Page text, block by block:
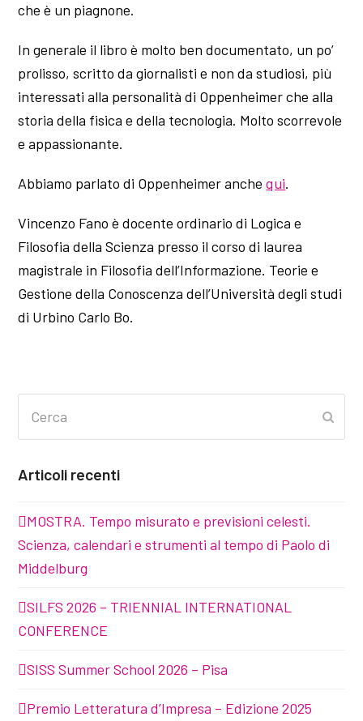
che è un piagnone.
In generale il libro è molto ben documentato, un po’
prolisso, scritto da giornalisti e non da studiosi, più
interessati alla personalità di Oppenheimer che alla
storia della fisica e della tecnologia. Molto scorrevole
e appassionante.
Abbiamo parlato di Oppenheimer anchequi.
Vincenzo Fano è docente ordinario di Logica e
Filosofia della Scienza presso il corso di laurea
magistrale in Filosofia dell’Informazione. Teorie e
Gestione della Conoscenza dell’Università degli studi
di Urbino Carlo Bo.
Articoli recenti
MOSTRA. Tempo misurato e previsioni celesti.
Scienza, calendari e strumenti al tempo di Paolo di
Middelburg
SILFS 2026 – TRIENNIAL INTERNATIONAL
CONFERENCE
SISS Summer School 2026 – Pisa
Premio Letteratura d’Impresa – Edizione 2025